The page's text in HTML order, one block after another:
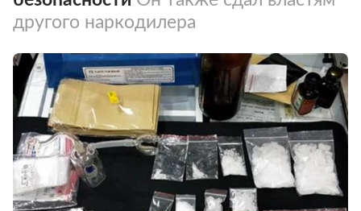
другого наркодилера